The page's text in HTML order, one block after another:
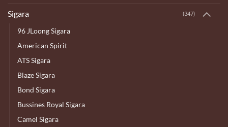
Sigara (347)
96 JLoong Sigara
American Spirit
ATS Sigara
Blaze Sigara
Bond Sigara
Bussines Royal Sigara
Camel Sigara